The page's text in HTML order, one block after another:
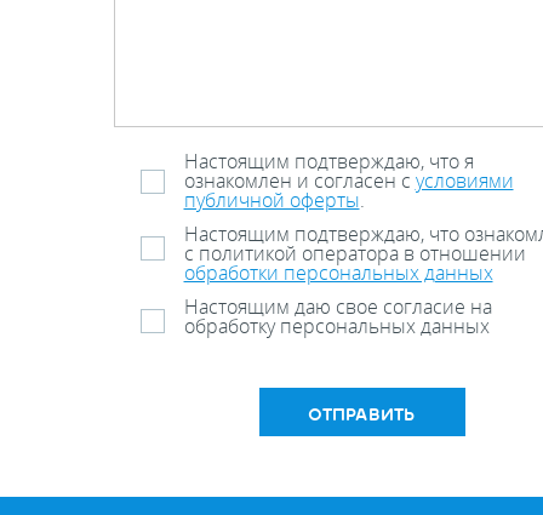
Настоящим подтверждаю, что я
ознакомлен и согласен с условиями
публичной оферты.
Настоящим подтверждаю, что
с политикой оператора в отношении
обработки персональных данных
Настоящим даю свое согласие на
обработку персональных данных
ОТПРАВИТЬ